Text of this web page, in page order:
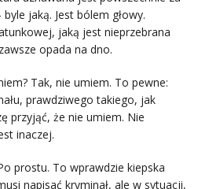
jaką. Jest bólem głowy.
jaką jest nieprzebrana
opada na dno.
Tak, nie umiem. To pewne:
prawdziwego takiego, jak
przyjąć, że nie umiem. Nie
inaczej.
prostu. To wprawdzie kiepska
napisać kryminał, ale w sytuacji,